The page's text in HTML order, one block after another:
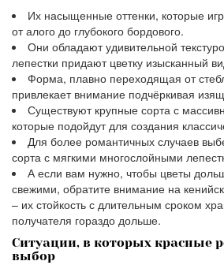
Их насыщенные оттенки, которые
от алого до глубокого бордового.
Они обладают удивительной
лепестки придают цветку изысканный
Форма, плавно переходящая от
привлекает внимание подчёркивая
Существуют крупные сорта с
которые подойдут для создания
Для более романтичных случаев
сорта с мягкими многослойными
А если вам нужно, чтобы цветы
свежими, обратите внимание на
– их стойкость с длительным сроком
получателя гораздо дольше.
Ситуации, в которых красные
выбор